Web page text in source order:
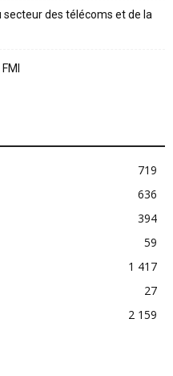
secteur des télécoms et de la
719
636
394
59
1 417
27
2 159